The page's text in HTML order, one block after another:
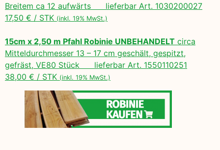
Breitem ca 12 aufwärts lieferbar Art. 1030200027
17,50 € / STK (inkl. 19% MwSt.)
15cm x 2,50 m Pfahl Robinie UNBEHANDELT circa
Mitteldurchmesser 13 – 17 cm geschält, gespitzt,
gefräst, VE80 Stück lieferbar Art. 1550110251
38,00 € / STK (inkl. 19% MwSt.)